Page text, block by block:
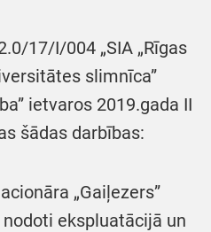
17/I/004 „SIA „Rīgas
slimnīca”
ietvaros 2019.gada II
šādas darbības:
„Gaiļezers”
ekspluatācijā un